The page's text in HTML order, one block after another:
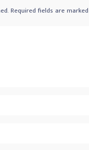
Required fields are marked